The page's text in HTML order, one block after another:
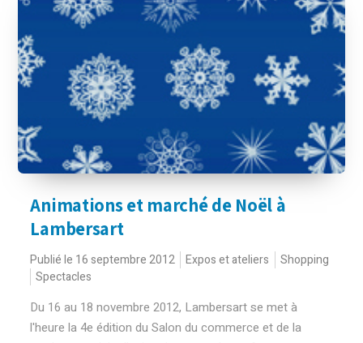
Animations et marché de Noël à
Lambersart
Publié le 16 septembre 2012 Expos et ateliers
Shopping
Spectacles
Du 16 au 18 novembre 2012, Lambersart se met à
l'heure la 4e édition du Salon du commerce et de la